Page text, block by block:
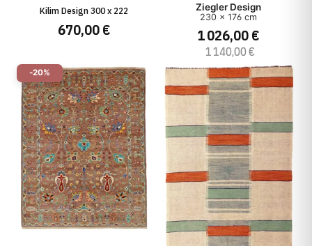
Kilim Design 300 x 222
670,00 €
Ziegler Design
230 x 176 cm
1 026,00 €
1 140,00 €
-20%